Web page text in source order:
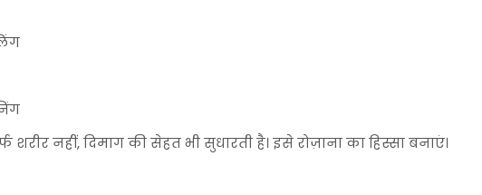
शरीर नहीं, दिमाग की सेहत भी सुधारती है। इसे रोज़ाना का हिस्सा बनाएं।